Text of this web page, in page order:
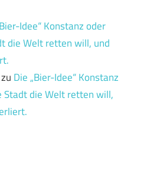
Idee“ Konstanz oder
die Welt retten will, und
zu Die „Bier-Idee“ Konstanz
Stadt die Welt retten will,